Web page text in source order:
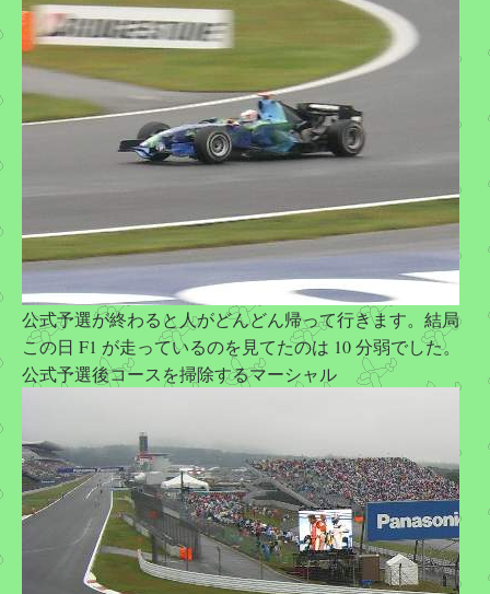
公式予選が終わると人がどんどん帰って行きます。結局
この日 F1 が走っているのを見てたのは 10 分弱でした。
公式予選後コースを掃除するマーシャル